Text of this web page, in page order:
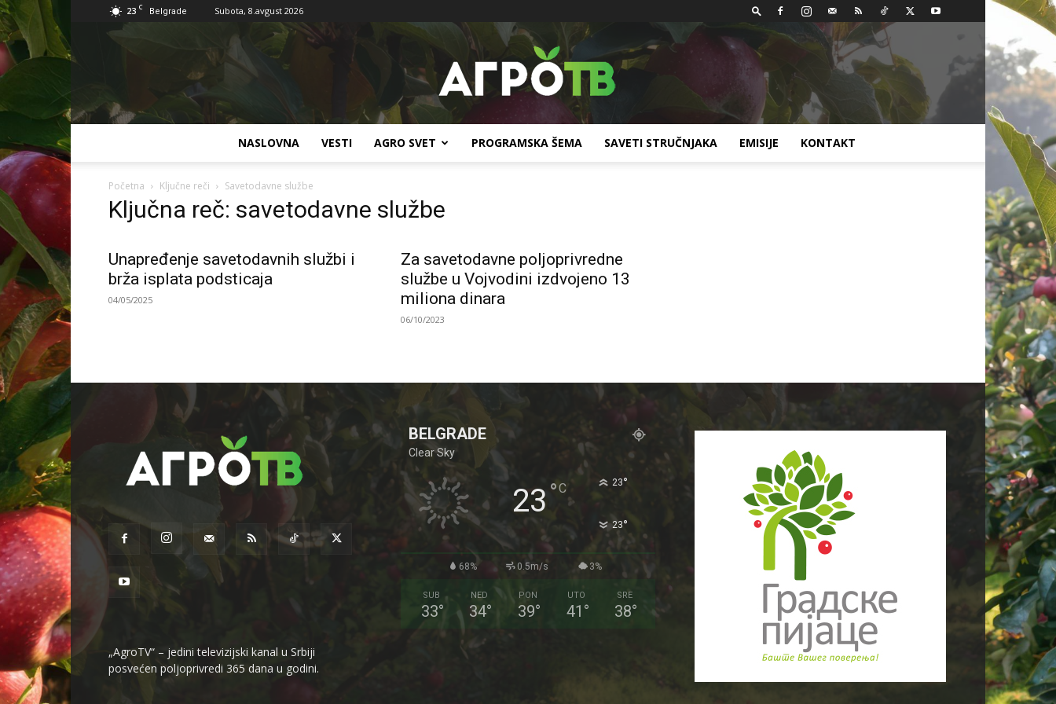
23 C Belgrade Subota, 8.avgust 2026
TV
NASLOVNA VESTI AGRO SVET PROGRAMSKA ŠEMA SAVETI STRUČNJAKA EMISIJE KONTAKT
Početna Ključne reči Savetodavne službe
Ključna reč: savetodavne službe
Unapređenje savetodavnih službi i
brža isplata podsticaja
04/05/2025
Za savetodavne poljoprivredne
službe u Vojvodini izdvojeno 13
miliona dinara
06/10/2023
„AgroTV“ – jedini televizijski kanal u Srbiji
posvećen poljoprivredi 365 dana u godini.
BELGRADE
Clear Sky
23 °C 23°
23°
68% 0.5m/s 3%
SUB
33°
NED
34°
PON
39°
UTO
41 °
SRE
38°